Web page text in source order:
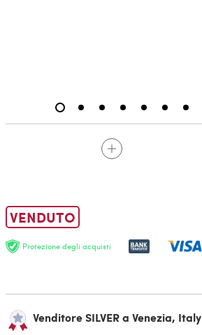
VENDUTO
Protezione degli acquisti
Venditore SILVER a Venezia, Italy